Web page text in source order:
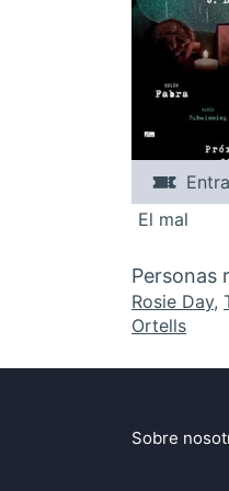
El mal
Personas
Rosie Day,
Ortells
Sobre